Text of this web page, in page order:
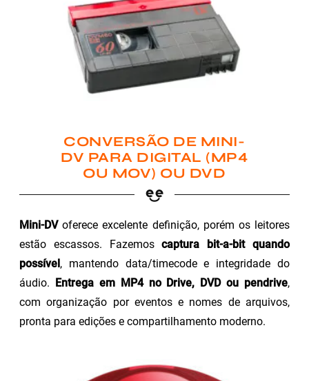
CONVERSÃO DE MINI-
DV PARA DIGITAL (MP4
OU MOV) OU DVD
Mini-DVoferece excelente definição, porém os leitores
estão escassos. Fazemoscaptura bit-a-bit quando
possível, mantendo data/timecode e integridade do
áudio. Entrega em MP4 no Drive, DVD ou pendrive,
com organização por eventos e nomes de arquivos,
pronta para edições e compartilhamento moderno.